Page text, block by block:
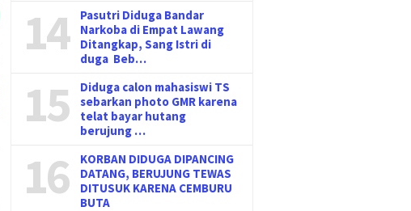
14
Pasutri Diduga Bandar
Narkoba di Empat Lawang
Ditangkap, Sang Istri di
duga Beb…
15
Diduga calon mahasiswi TS
sebarkan photo GMR karena
telat bayar hutang
berujung …
16
KORBAN DIDUGA DIPANCING
DATANG, BERUJUNG TEWAS
DITUSUK KARENA CEMBURU
BUTA